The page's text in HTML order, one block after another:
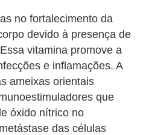
no fortalecimento da
devido à presença de
vitamina promove a
e inflamações. A
ameixas orientais
que
óxido nítrico no
das células